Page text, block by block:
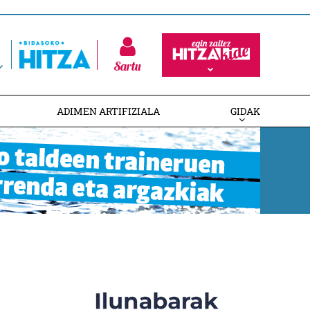
Sartu
ADIMEN ARTIFIZIALA GIDAK